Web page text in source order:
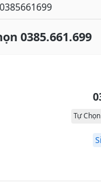
0385.661.699
Tự Chọn